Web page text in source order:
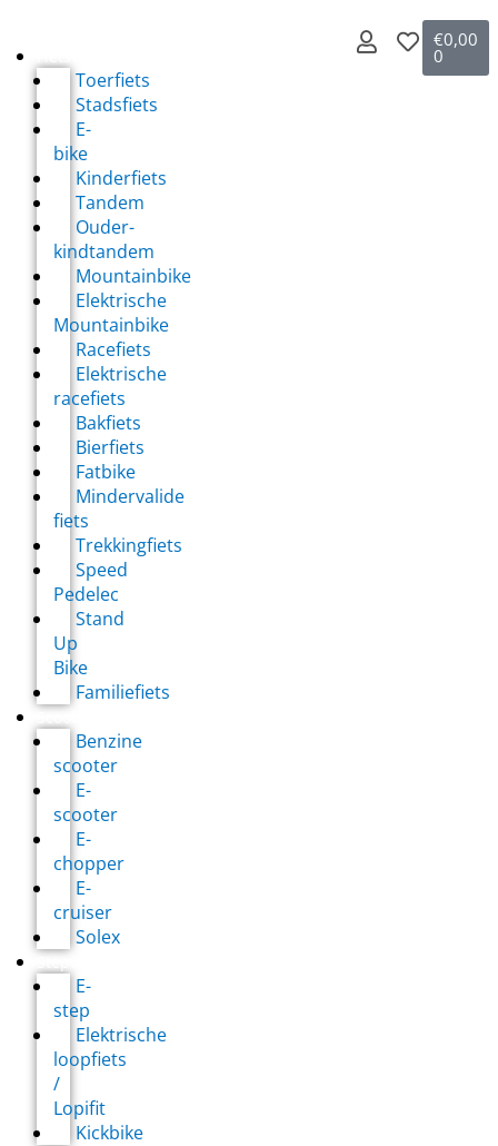
Toerfiets
Stadsfiets
E-
bike
Kinderfiets
Tandem
Ouder-
kindtandem
Mountainbike
Elektrische
Mountainbike
Racefiets
Elektrische
racefiets
Bakfiets
Bierfiets
Fatbike
Mindervalide
fiets
Trekkingfiets
Speed
Pedelec
Stand
Up
Bike
Familiefiets
Benzine
scooter
E-
scooter
E-
chopper
E-
cruiser
Solex
E-
step
Elektrische
loopfiets
/
Lopifit
Kickbike
€0,00
0